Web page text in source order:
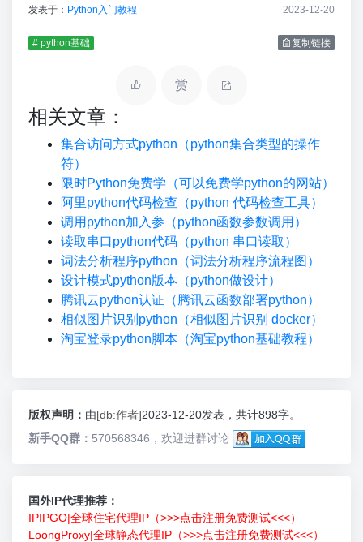
发表于： Python入门教程 2023-12-20
# python基础 复制链接
赏
相关文章：
集合访问方式python（python集合类型的操作
符）
限时Python免费学（可以免费学python的网站）
阿里python代码检查（python 代码检查工具）
调用python加入参（python函数参数调用）
读取串口python代码（python 串口读取）
词法分析程序python（词法分析程序流程图）
设计模式python版本（python做设计）
腾讯云python认证（腾讯云函数部署python）
相似图片识别python（相似图片识别 docker）
淘宝登录python脚本（淘宝python基础教程）
版权声明： 由[db:作者]2023-12-20发表，共计898字。
新手QQ群： 570568346，欢迎进群讨论
国外IP代理推荐：
IPIPGO|全球住宅代理IP（>>>点击注册免费测试<<<）
LoongProxy|全球静态代理IP（>>>点击注册免费测试<<<）